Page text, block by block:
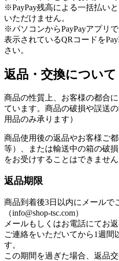
※PayPay残高による一括払い
いただけません。
※パソコンからPayPayアプリ
表示されているQRコードを
さい。
返品・交換について
商品の性質上、お客様の都合
ています。商品の破損や誤送
用品のみ承ります）
商品使用後の返品やお客様ご
等）、または輸送中の箱の破
をお受けすることはできませ
返品期限
商品到着後3日以内にメールで
（info@shop-tsc.com）
メールもしくはお電話にてお
ご連絡をいただいてから1週間
す。
この期間を過ぎた場合、返品